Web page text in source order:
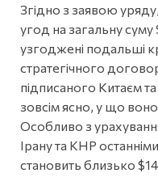
Згідно з заявою
угод на загальну
узгоджені подальші
стратегічного
підписаного Китаєм
зовсім ясно, у що
Особливо з
Ірану та КНР
становить близько